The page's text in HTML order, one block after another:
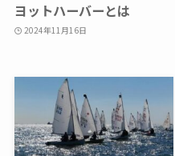
ヨットハーバーとは
2024年11月16日